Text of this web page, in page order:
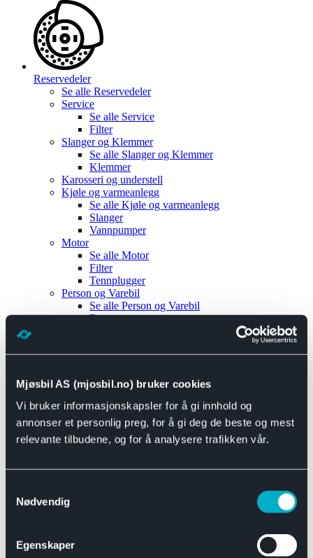
Mjøsbil AS (mjosbil.no) bruker cookies
Vi bruker informasjonskapsler for å gi innhold og
annonser et personlig preg, for å gi deg de beste og mest
relevante tilbudene, og for å analysere trafikken vår.
Nødvendig
Egenskaper
Reservedeler
Se alle Reservedeler
Service
Se alle Service
Filter
Slanger og Klemmer
Se alle Slanger og Klemmer
Klemmer
Karosseri og understell
Kjøle og varmeanlegg
Se alle Kjøle og varmeanlegg
Slanger
Vannpumper
Motor
Se alle Motor
Filter
Tennplugger
Person og Varebil
Se alle Person og Varebil
Brems
Motor og drivverk
Se alle Universal
Bremsedeler
Se alle Bremsedeler
Bremsenippler
Drivline og motor
Se alle Drivline og motor
Eksosanlegg